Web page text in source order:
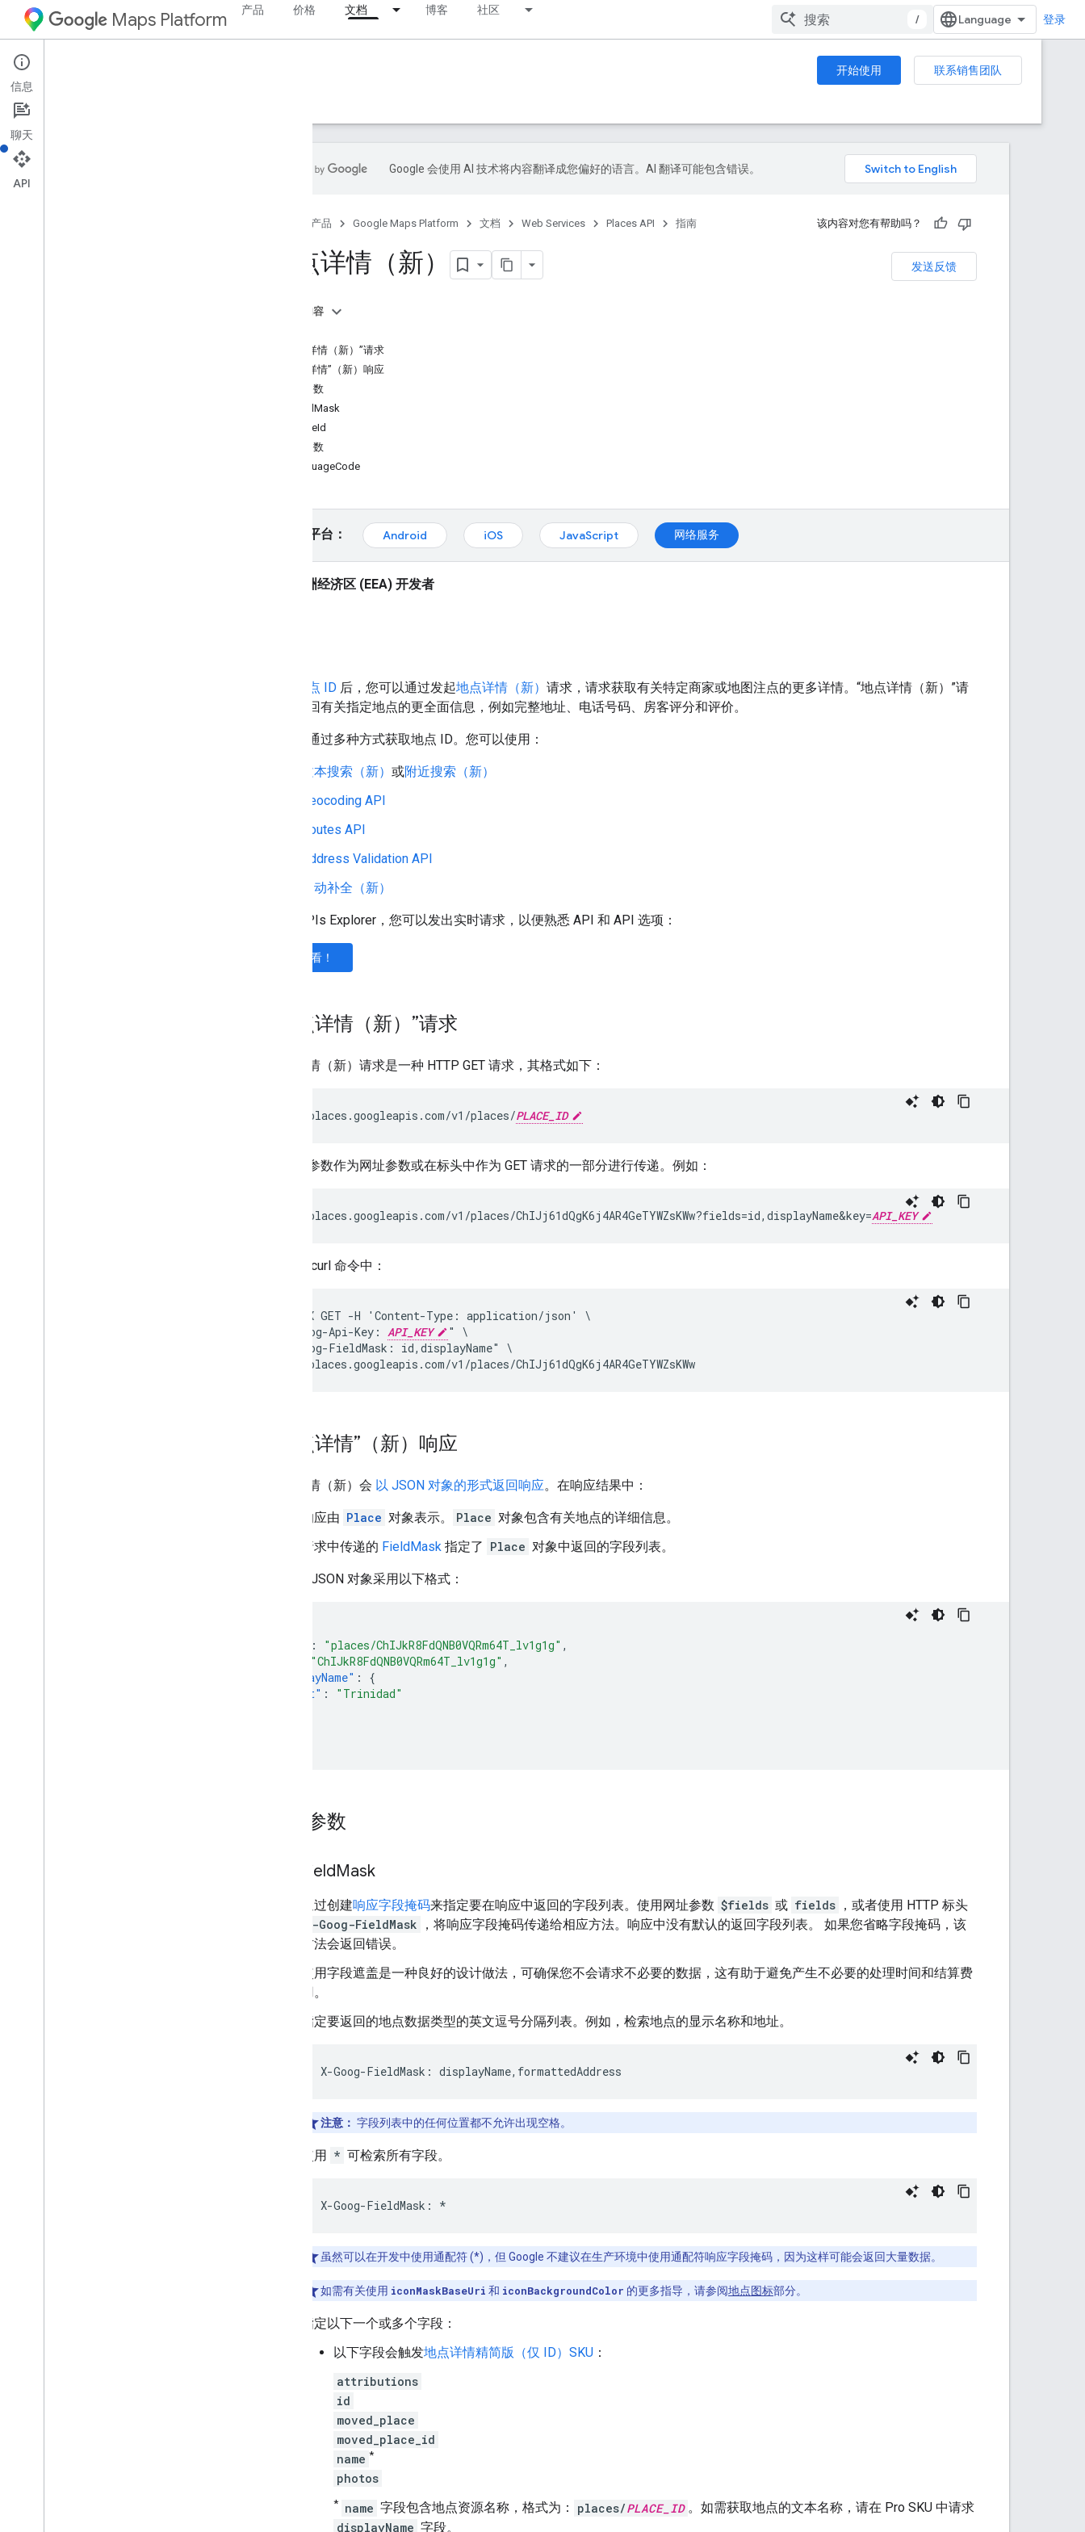
Maps Platform 产品 价格 文档 博客 社区
/ 登录
Web Services 开始使用
联系销售团队
指南
Google 会使用 AI 技术将内容翻译成您偏好的语言。AI 翻译可能包含错误。
产品 Google Maps Platform 文档 Web Services Places API 指南 该内容对您有帮助吗？
发送反馈
地点详情（新）
本页内容
“地点详情（新）”请求
“地点详情”（新）响应
必需参数
FieldMask
placeId
可选参数
languageCode
请选择平台： Android iOS JavaScript 网络服务
欧洲经济区 (EEA) 开发者
地点 ID 后，您可以通过发起地点详情（新） 请求，请求获取有关特定商家或地图注点的更多详情。“地点详情（新）”请
求会返回有关指定地点的更全面信息，例如完整地址、电话号码、房客评分和评价。
您可以通过多种方式获取地点 ID。您可以使用：
文本搜索（新） 或附近搜索（新）
Geocoding API
Routes API
Address Validation API
自动补全（新）
借助 APIs Explorer，您可以发出实时请求，以便熟悉 API 和 API 选项：
试试看！
“地点详情（新）”请求
地点详情（新）请求是一种 HTTP GET 请求，其格式如下：
https://places.googleapis.com/v1/places/PLACE_ID
将所有参数作为网址参数或在标头中作为 GET 请求的一部分进行传递。例如：
https://places.googleapis.com/v1/places/ChIJj61dQgK6j4AR4GeTYWZsKWw?fields=id,displayName&key=API_KEY
或者在 curl 命令中：
curl -X GET -H 'Content-Type: application/json' \
-H "X-Goog-Api-Key: API_KEY
" \
-H "X-Goog-FieldMask: id,displayName" \
https://places.googleapis.com/v1/places/ChIJj61dQgK6j4AR4GeTYWZsKWw
“地点详情”（新）响应
地点详情（新）会 以 JSON 对象的形式返回响应。在响应结果中：
响应由 Place 对象表示。 Place 对象包含有关地点的详细信息。
请求中传递的 FieldMask 指定了 Place 对象中返回的字段列表。
完整的 JSON 对象采用以下格式：
: "places/ChIJkR8FdQNB0VQRm64T_lv1g1g" ,
"ChIJkR8FdQNB0VQRm64T_lv1g1g" ,
"displayName" :
{
"text" :
"Trinidad"
必需参数
FieldMask
通过创建响应字段掩码来指定要在响应中返回的字段列表。使用网址参数 $fields 或 fields ，或者使用 HTTP 标头
X-Goog-FieldMask
，将响应字段掩码传递给相应方法。响应中没有默认的返回字段列表。 如果您省略字段掩码，该
方法会返回错误。
使用字段遮盖是一种良好的设计做法，可确保您不会请求不必要的数据，这有助于避免产生不必要的处理时间和结算费
用。
指定要返回的地点数据类型的英文逗号分隔列表。例如，检索地点的显示名称和地址。
X-Goog-FieldMask : displayName, formattedAddress
注意： 字段列表中的任何位置都不允许出现空格。
使用 * 可检索所有字段。
X-Goog-FieldMask : *
虽然可以在开发中使用通配符 (*)，但 Google 不建议在生产环境中使用通配符响应字段掩码，因为这样可能会返回大量数据。
如需有关使用 iconMaskBaseUri 和 iconBackgroundColor 的更多指导，请参阅地点图标部分。
指定以下一个或多个字段：
以下字段会触发地点详情精简版（仅 ID）SKU ：
attributions
id
moved_place
moved_place_id
name *
photos
* name 字段包含地点资源名称，格式为： places/PLACE_ID 。 如需获取地点的文本名称，请在 Pro SKU 中请求
displayName 字段。
信息
聊天
API